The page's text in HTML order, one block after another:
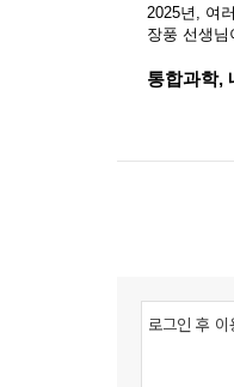
2025년, 여
장풍 선생
통합과학,